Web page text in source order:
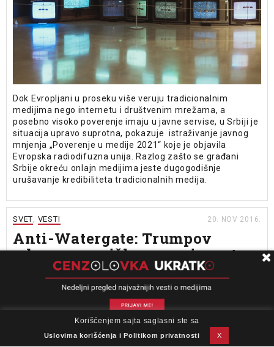
Dok Evropljani u proseku više veruju tradicionalnim
medijima nego internetu i društvenim mrežama, a
posebno visoko poverenje imaju u javne servise, u Srbiji je
situacija upravo suprotna, pokazuje istraživanje javnog
mnjenja „Poverenje u medije 2021“ koje je objavila
Evropska radiodifuzna unija. Razlog zašto se građani
Srbije okreću onlajn medijima jeste dugogodišnje
urušavanje kredibiliteta tradicionalnih medija.
SVET, VESTI 20. NOV 2016.
Anti-Watergate: Trumpov
udarac američkom novinarstvu
Ivica Đikić
Aljazeera
Stvorili smo svijet u kojem biti uhvaćen u laži nije razlog
za diskvalifikaciju ni povod za sram
Impresum Podrška Kontakt
Newsletter
Uslovi korišćenja
Korišćenjem sajta saglasni ste sa
Uslovima korišćenja i Politikom privatnosti X